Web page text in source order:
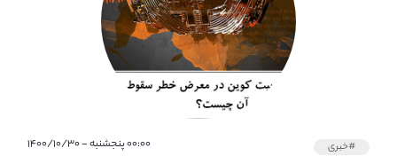
#خبری ۰۰:۰۰ پنجشنبه - ۱۴۰۰/۱۰/۳۰